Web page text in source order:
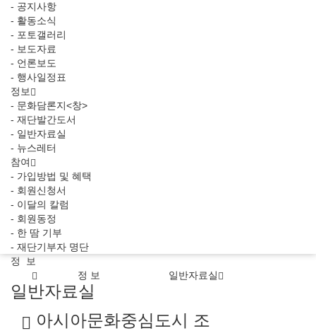
- 공지사항
- 활동소식
- 포토갤러리
- 보도자료
- 언론보도
- 행사일정표
정보
- 문화담론지<창>
- 재단발간도서
- 일반자료실
- 뉴스레터
참여
- 가입방법 및 혜택
- 회원신청서
- 이달의 칼럼
- 회원동정
- 한 땀 기부
- 재단기부자 명단
정 보
정 보
일반자료실
일반자료실
아시아문화중심도시 조